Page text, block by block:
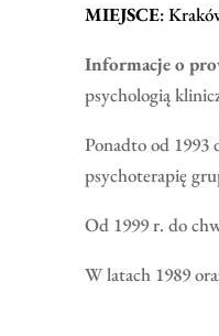
MIEJSCE:
Informacje o
psychologią
Ponadto od 1993
psychoterapię
Od 1999 r. do
W latach 1989